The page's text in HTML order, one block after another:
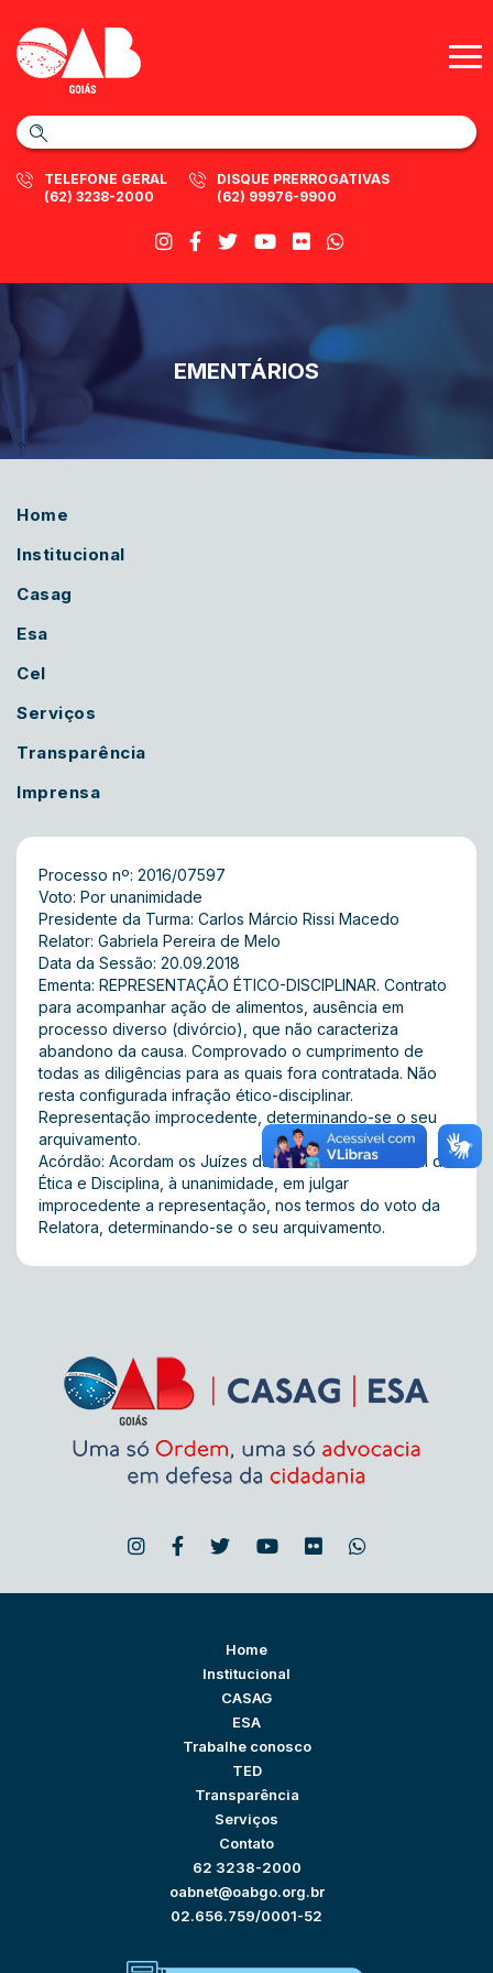
TELEFONE GERAL
(62) 3238-2000
DISQUE PRERROGATIVAS
(62) 99976-9900
EMENTÁRIOS
Home
Institucional
Casag
Esa
Cel
Serviços
Transparência
Imprensa
Processo nº: 2016/07597
Voto: Por unanimidade
Presidente da Turma: Carlos Márcio Rissi Macedo
Relator: Gabriela Pereira de Melo
Data da Sessão: 20.09.2018
Ementa: REPRESENTAÇÃO ÉTICO-DISCIPLINAR. Contrato
para acompanhar ação de alimentos, ausência em
processo diverso (divórcio), que não caracteriza
abandono da causa. Comprovado o cumprimento de
todas as diligências para as quais fora contratada. Não
resta configurada infração ético-disciplinar.
Representação improcedente, determinando-se o seu
arquivamento.
Acórdão: Acordam os Juízes da 3ª Turma do Tribunal de
Ética e Disciplina, à unanimidade, em julgar
improcedente a representação, nos termos do voto da
Relatora, determinando-se o seu arquivamento.
Home
Institucional
CASAG
ESA
Trabalhe conosco
TED
Transparência
Serviços
Contato
62 3238-2000
oabnet@oabgo.org.br
02.656.759/0001-52